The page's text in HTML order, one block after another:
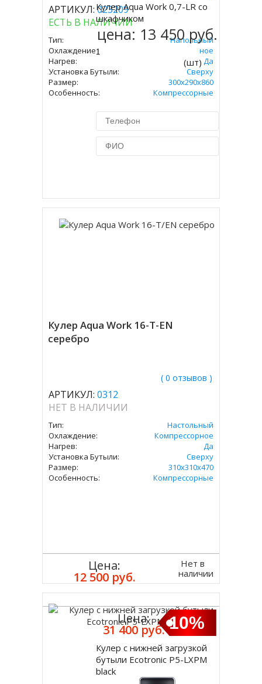
АРТИКУЛ:023209
ЕСТЬ В НАЛИЧИИ
Тип:
Напольный
Охлаждение:
Компрессорное
Нагрев:
Да
Установка Бутыли:
Сверху
Размер:
300х290х860
Особенность:
Компрессорные
Купить
Кулер Aqua Work 0,7-LR со
шкафчиком
цена: 13 450 руб.
(шт)
Кулер Aqua Work 16-T-EN
серебро
( 0 отзывов )
АРТИКУЛ: 0312
НЕТ В НАЛИЧИИ
Тип:
Настольный
Охлаждение:
Компрессорное
Нагрев:
Да
Установка Бутыли:
Сверху
Размер:
310х310х470
Особенность:
Компрессорные
Цена:
12 500 руб.
Нет в
наличии
10%
Цена:
31 400 руб.
Кулер с нижней загрузкой
бутыли Ecotronic P5-LXPM
black